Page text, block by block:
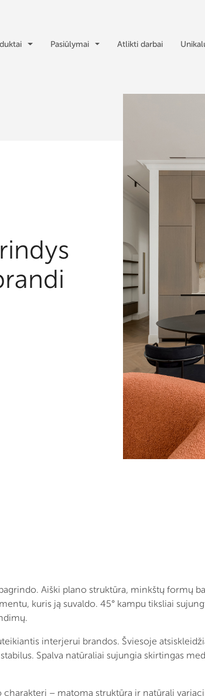
Pasiūlymai Atlikti darbai
Aiški plano struktūra, minkštų formų
kuris ją suvaldo. 45° kampu tiksliai
interjerui brandos. Šviesoje
Spalva natūraliai sujungia skirtingas
– matoma struktūra ir natūrali